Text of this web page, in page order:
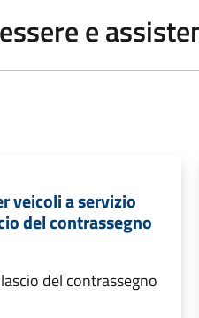
e
veicoli a servizio
del contrassegno
del contrassegno